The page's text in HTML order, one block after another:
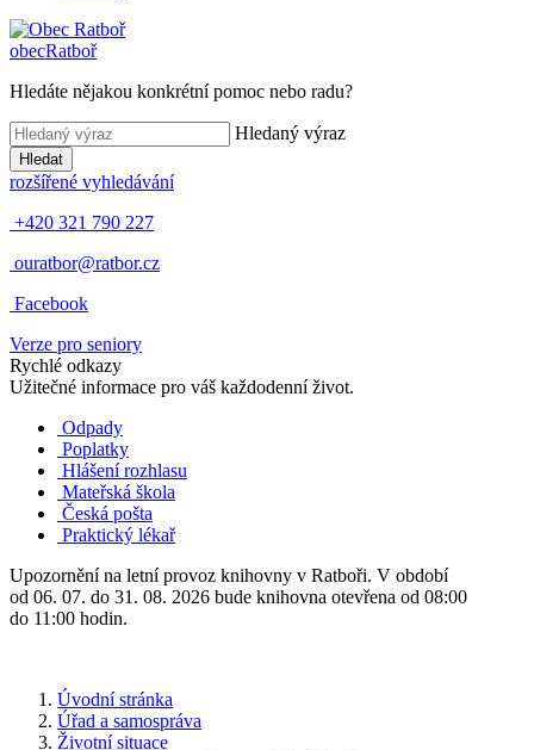
obecRatboř
Hledáte nějakou konkrétní pomoc nebo radu?
Hledaný výraz
Hledat
rozšířené vyhledávání
+420 321 790 227
ouratbor@ratbor.cz
Facebook
Verze pro seniory
Rychlé odkazy
Užitečné informace pro váš každodenní život.
Odpady
Poplatky
Hlášení rozhlasu
Mateřská škola
Česká pošta
Praktický lékař
Upozornění na letní provoz knihovny v Ratboři. V období
od 06. 07. do 31. 08. 2026 bude knihovna otevřena od 08:00
do 11:00 hodin.
Úvodní stránka
Úřad a samospráva
Životní situace